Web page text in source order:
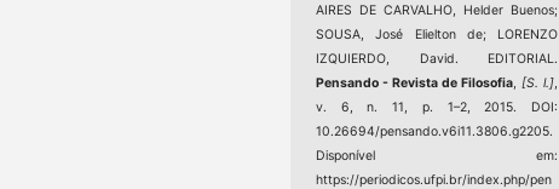
AIRES DE CARVALHO, Helder Buenos;
SOUSA, José Elielton de; LORENZO
IZQUIERDO, David. EDITORIAL.
Pensando - Revista de Filosofia, [S. l.],
v. 6, n. 11, p. 1–2, 2015. DOI:
10.26694/pensando.v6i11.3806.g2205.
Disponível em:
https://periodicos.ufpi.br/index.php/pen